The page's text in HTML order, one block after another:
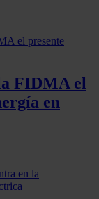
FIDMA el
en